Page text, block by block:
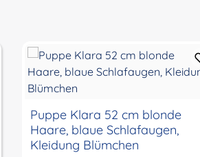
Puppe Klara 52 cm blonde
Haare, blaue Schlafaugen,
Kleidung Blümchen